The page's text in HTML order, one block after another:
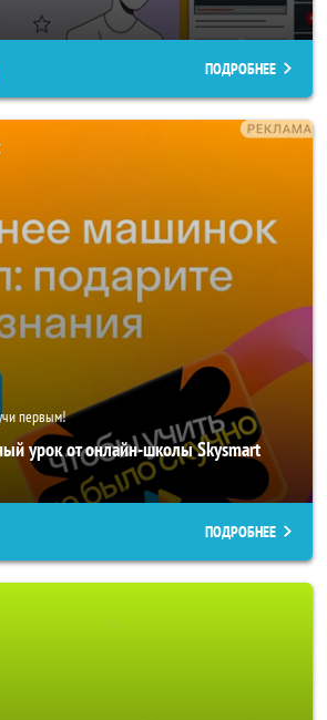
ПОДРОБНЕЕ
первым!
урок от онлайн-школы Skysmart
ПОДРОБНЕЕ